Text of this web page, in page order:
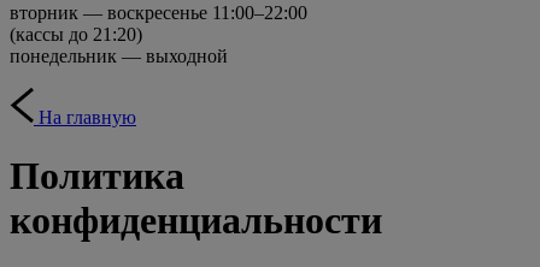
вторник — воскресенье 11:00–22:00
(кассы до 21:20)
понедельник — выходной
На главную
Политика
конфиденциальности